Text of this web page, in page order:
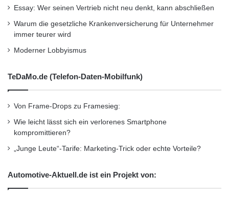
Essay: Wer seinen Vertrieb nicht neu denkt, kann abschließen
Warum die gesetzliche Krankenversicherung für Unternehmer
immer teurer wird
Moderner Lobbyismus
TeDaMo.de (Telefon-Daten-Mobilfunk)
Von Frame-Drops zu Framesieg:
Wie leicht lässt sich ein verlorenes Smartphone
kompromittieren?
„Junge Leute“-Tarife: Marketing-Trick oder echte Vorteile?
Automotive-Aktuell.de ist ein Projekt von: